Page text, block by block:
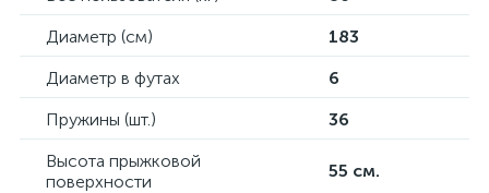
Диаметр (см)
183
Диаметр в футах
6
Пружины (шт.)
36
Высота прыжковой
поверхности
55 см.